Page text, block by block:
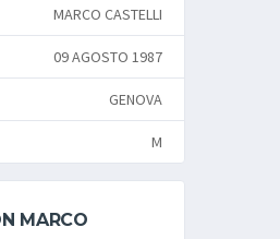
MARCO CASTELLI
09 AGOSTO 1987
GENOVA
M
MARCO